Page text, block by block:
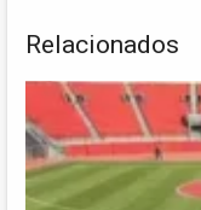
Relacionados